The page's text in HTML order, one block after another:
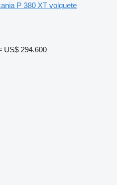
P 380 XT volquete
US$ 294.600